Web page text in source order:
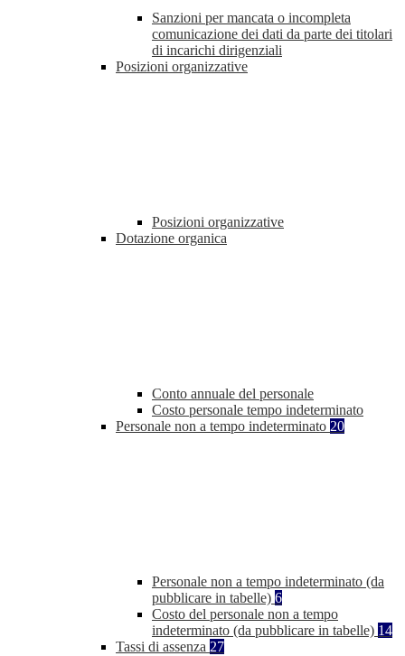
Sanzioni per mancata o incompleta
comunicazione dei dati da parte dei titolari
di incarichi dirigenziali
Posizioni organizzative
Posizioni organizzative
Dotazione organica
Conto annuale del personale
Costo personale tempo indeterminato
Personale non a tempo indeterminato 20
Personale non a tempo indeterminato (da
pubblicare in tabelle) 6
Costo del personale non a tempo
indeterminato (da pubblicare in tabelle) 14
Tassi di assenza 27